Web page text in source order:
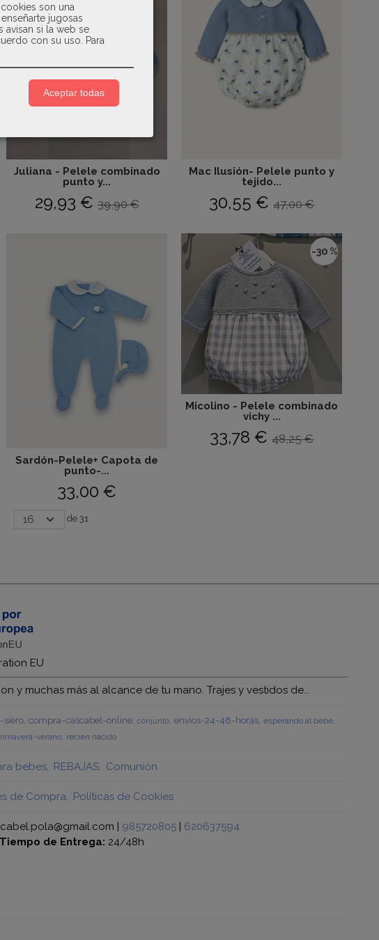
Juliana - Pelele combinado
punto y...
29,93 €39,90 €
Mac Ilusión- Pelele punto y
tejido...
30,55 €47,00 €
Sardón-Pelele+ Capota de
punto-...
33,00 €
-30 %
Micolino - Pelele combinado
vichy ...
33,78 €48,25 €
de 31
EU
y muchas más al alcance de tu mano. Trajes y vestidos de...
siero compra-cascabel-online conjunto envios-24-48-horas esperando al bebe
verano recien nacido
bebes REBAJAS Comunión
de Compra Políticas de Cookies
| 985720805| 620637594
Tiempo de Entrega: 24/48h
son una
jugosas
avisan si la web se
con su uso.
Para
Aceptar todas